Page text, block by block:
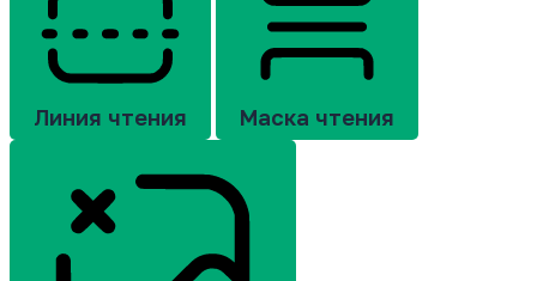
Линия чтения Маска чтения